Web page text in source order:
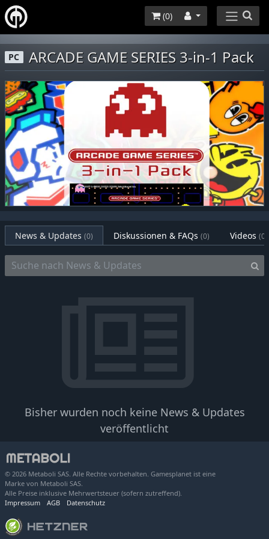
(0)
PC ARCADE GAME SERIES 3-in-1 Pack
News & Updates (0) Diskussionen & FAQs (0) Videos (0)
Bisher wurden noch keine News & Updates
veröffentlicht
© 2026 Metaboli SAS. Alle Rechte vorbehalten. Gamesplanet ist eine
Marke von Metaboli SAS.
Alle Preise inklusive Mehrwertsteuer (sofern zutreffend).
Impressum
AGB Datenschutz